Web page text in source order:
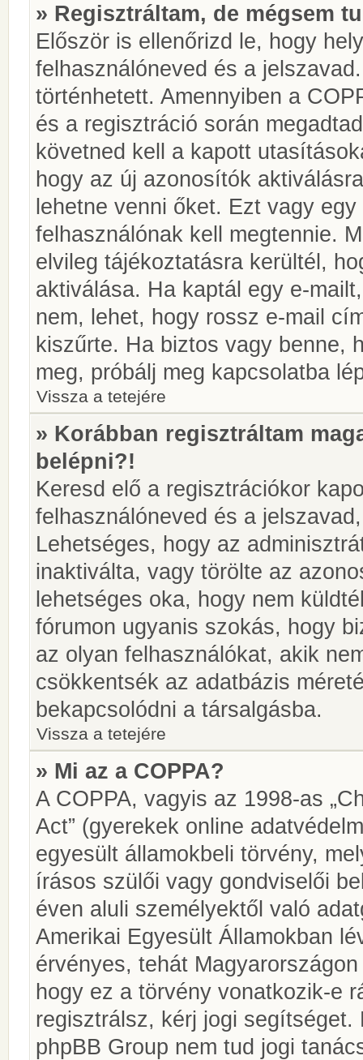
» Regisztráltam, de mégsem
Először is ellenőrizd le, hogy
felhasználóneved és a
történhetett. Amennyiben a
és a regisztráció során
követned kell a kapott
hogy az új azonosítók
lehetne venni őket. Ezt vagy
felhasználónak kell megtennie.
elvileg tájékoztatásra kerültél,
aktiválása. Ha kaptál egy e-
nem, lehet, hogy rossz e-mail
kiszűrte. Ha biztos vagy benne,
meg, próbálj meg kapcsolatba
Vissza a tetejére
» Korábban regisztráltam
belépni?!
Keresd elő a regisztrációkor
felhasználóneved és a
Lehetséges, hogy az
inaktiválta, vagy törölte az
lehetséges oka, hogy nem
fórumon ugyanis szokás, hogy
az olyan felhasználókat, akik
csökkentsék az adatbázis
bekapcsolódni a társalgásba.
Vissza a tetejére
» Mi az a COPPA?
A COPPA, vagyis az 1998-as
Act” (gyerekek online
egyesült államokbeli törvény,
írásos szülői vagy gondviselői
éven aluli személyektől való
Amerikai Egyesült Államokban
érvényes, tehát
hogy ez a törvény vonatkozik-e
regisztrálsz, kérj jogi
phpBB Group nem tud jogi